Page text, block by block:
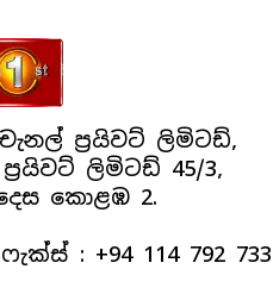
ප්‍රයිවට් ලිමිටඩ්,
ලිමිටඩ් 45/3,
කොළඹ 2.
: +94 114 792 733